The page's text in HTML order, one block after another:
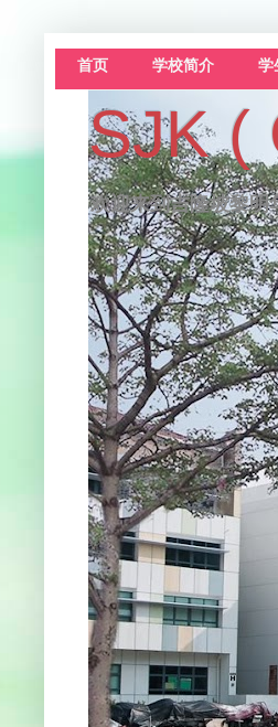
首页 学校简介 学
SJK (
欢迎来到吉隆坡黎明